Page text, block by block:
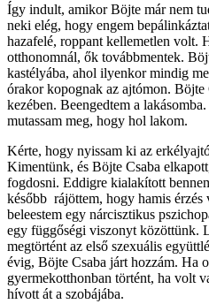
Így indult, amikor Böjte már nem
neki elég, hogy engem
hazafelé, roppant kellemetlen volt.
otthonomnál, ők továbbmentek.
kastélyába, ahol ilyenkor mindig
órakor kopognak az ajtómon. Böjte
kezében. Beengedtem a
mutassam meg, hogy hol lakom.
Kérte, hogy nyissam ki az
Kimentünk, és Böjte Csaba
fogdosni. Eddigre kialakított
később rájöttem, hogy hamis
beleestem egy nárcisztikus
egy függőségi viszonyt közöttünk.
megtörtént az első szexuális
évig, Böjte Csaba járt hozzám. Ha
gyermekotthonban történt, ha volt
hívott át a szobájába.